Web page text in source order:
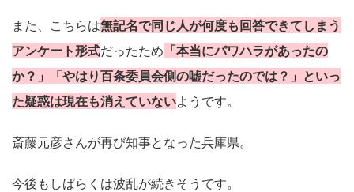
また、こちらは無記名で同じ人が何度も回答できてしまう
アンケート形式だったため 「本当にパワハラがあったの
か？」「やはり百条委員会側の嘘だったのでは？」といっ
た疑惑は現在も消えていないようです。
斎藤元彦さんが再び知事となった兵庫県。
今後もしばらくは波乱が続きそうです。